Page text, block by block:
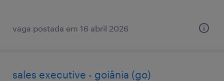
vaga postada em 16 abril 2026
sales executive - goiânia (go)